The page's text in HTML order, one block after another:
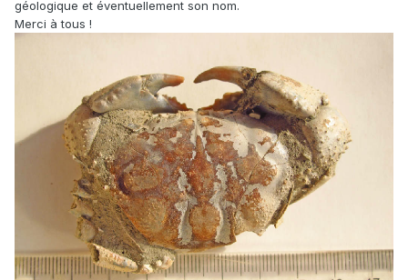
géologique et éventuellement son nom.
Merci à tous !